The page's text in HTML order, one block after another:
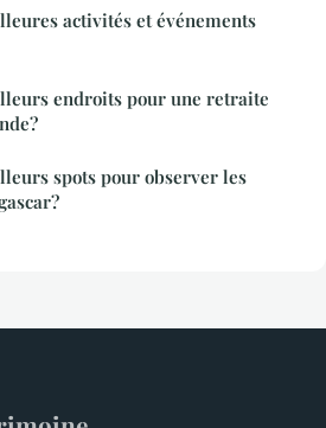
activités et événements
endroits pour une retraite
spots pour observer les